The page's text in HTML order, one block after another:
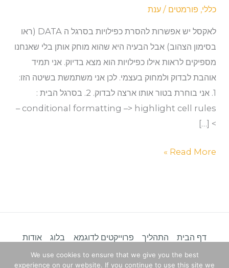
כללי, פורמטים /ענת
לאקסל יש אפשרות להסרת כפילויות בסרגל ה DATA (ראו
בסימון הצהוב) אבל הבעיה היא שהוא מוחק אותן בלי שאנחנו
מספיקים לראות אילו כפילויות הוא מצא בדיוק. אני תמיד
אוהבת לבדוק ולמחוק בעצמי. לכן אני משתמשת בשיטה הזו:
1. אני בוחרת בטור אותו ארצה לבדוק. 2. בסרגל הבית :
conditional formatting –> highlight cell rules –
> […]
באקסל
בלי
למחוק
אותן
Read More »
דף הבית התהליך פרוייקטים לדוגמא בלוג
אודות
מדיניות פרטיות
We use cookies to ensure that we give you the best
experience on our website. If you continue to use this site we